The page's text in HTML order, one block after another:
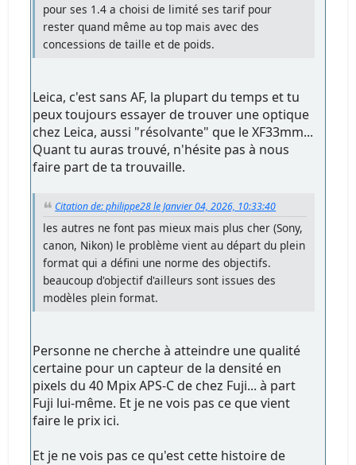
pour ses 1.4 a choisi de limité ses tarif pour
rester quand même au top mais avec des
concessions de taille et de poids.
Leica, c'est sans AF, la plupart du temps et tu
peux toujours essayer de trouver une optique
chez Leica, aussi "résolvante" que le XF33mm...
Quant tu auras trouvé, n'hésite pas à nous
faire part de ta trouvaille.
Citation de: philippe28 le Janvier 04, 2026, 10:33:40
les autres ne font pas mieux mais plus cher (Sony,
canon, Nikon) le problème vient au départ du plein
format qui a défini une norme des objectifs.
beaucoup d'objectif d'ailleurs sont issues des
modèles plein format.
Personne ne cherche à atteindre une qualité
certaine pour un capteur de la densité en
pixels du 40 Mpix APS-C de chez Fuji... à part
Fuji lui-même. Et je ne vois pas ce que vient
faire le prix ici.
Et je ne vois pas ce qu'est cette histoire de